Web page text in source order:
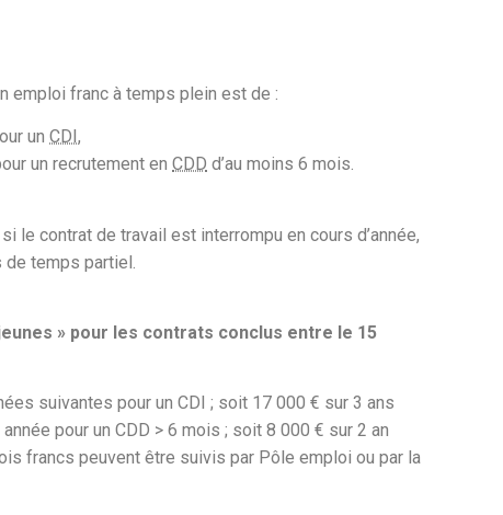
emploi franc à temps plein est de :
un CDI ,
un recrutement en CDD d’au moins 6 mois.
le contrat de travail est interrompu en cours d’année,
temps partiel.
» pour les contrats conclus entre le 15
suivantes pour un CDI ; soit 17 000 € sur 3 ans
pour un CDD > 6 mois ; soit 8 000 € sur 2 an
francs peuvent être suivis par Pôle emploi ou par la